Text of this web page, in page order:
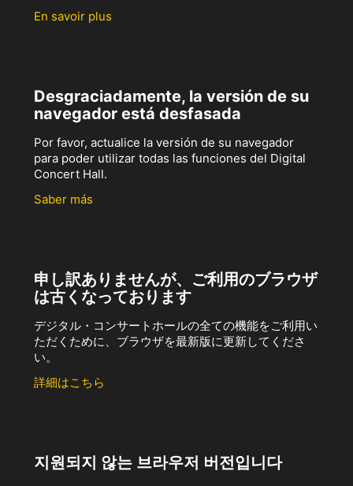
En savoir plus
Desgraciadamente, la versión de su
navegador está desfasada
Por favor, actualice la versión de su navegador
para poder utilizar todas las funciones del Digital
Concert Hall.
Saber más
申し訳ありませんが、ご利用のブラウザ
は古くなっております
デジタル・コンサートホールの全ての機能をご利用い
ただくために、ブラウザを最新版に更新してくださ
い。
詳細はこちら
지원되지 않는 브라우저 버전입니다